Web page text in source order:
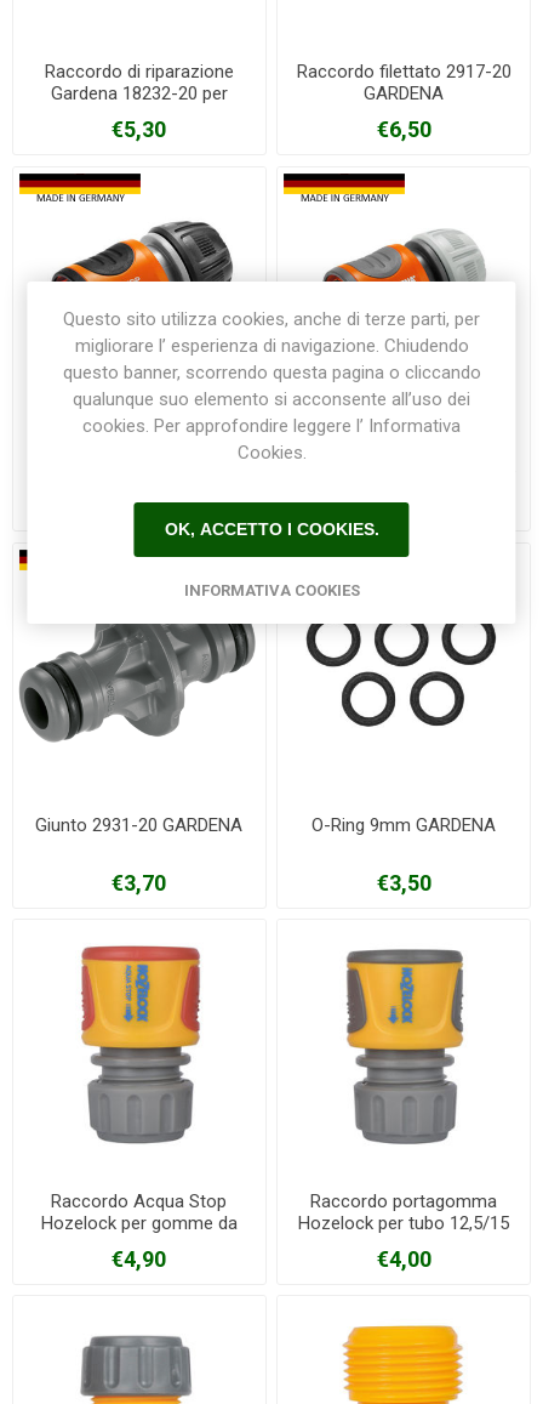
Raccordo di riparazione
Gardena 18232-20 per
€5,30
Raccordo filettato 2917-20
GARDENA
€6,50
€7,60 €6,50
Giunto 2931-20 GARDENA
€3,70
O-Ring 9mm GARDENA
€3,50
Raccordo Acqua Stop
Hozelock per gomme da
€4,90
Raccordo portagomma
Hozelock per tubo 12,5/15
€4,00
Questo sito utilizza cookies, anche di terze parti, per
migliorare l’ esperienza di navigazione. Chiudendo
questo banner, scorrendo questa pagina o cliccando
qualunque suo elemento si acconsente all’uso dei
cookies. Per approfondire leggere l’ Informativa
Cookies.
OK, ACCETTO I COOKIES.
INFORMATIVA COOKIES